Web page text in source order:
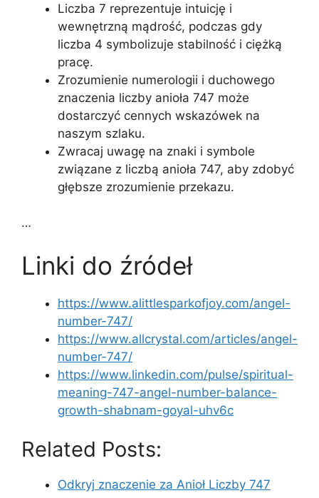
Liczba 7 reprezentuje intuicję i
wewnętrzną mądrość, podczas gdy
liczba 4 symbolizuje stabilność i ciężką
pracę.
Zrozumienie numerologii i duchowego
znaczenia liczby anioła 747 może
dostarczyć cennych wskazówek na
naszym szlaku.
Zwracaj uwagę na znaki i symbole
związane z liczbą anioła 747, aby zdobyć
głębsze zrozumienie przekazu.
…
Linki do źródeł
https://www.alittlesparkofjoy.com/angel-
number-747/
https://www.allcrystal.com/articles/angel-
number-747/
https://www.linkedin.com/pulse/spiritual-
meaning-747-angel-number-balance-
growth-shabnam-goyal-uhv6c
Related Posts:
Odkryj znaczenie za Anioł Liczby 747